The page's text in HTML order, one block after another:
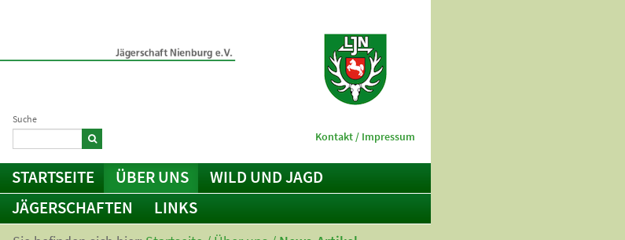
Suche
STARTSEITE ÜBER UNS
WILD UND JAGD
JÄGERSCHAFTEN
LINKS
Kontakt / Impressum